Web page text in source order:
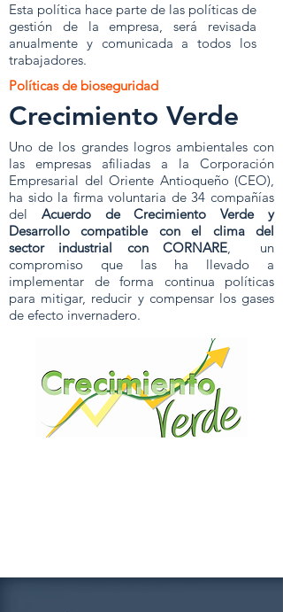
Esta política hace parte de las políticas de
gestión de la empresa, será revisada
anualmente y comunicada a todos los
trabajadores.
Crecimiento Verde
Uno de los grandes logros ambientales con
las empresas afiliadas a la Corporación
Empresarial del Oriente Antioqueño (CEO),
ha sido la firma voluntaria de 34 compañías
del Acuerdo de Crecimiento Verde y
Desarrollo compatible con el clima del
sector industrial con CORNARE, un
compromiso que las ha llevado a
implementar de forma continua políticas
para mitigar, reducir y compensar los gases
de efecto invernadero.
Políticas de bioseguridad